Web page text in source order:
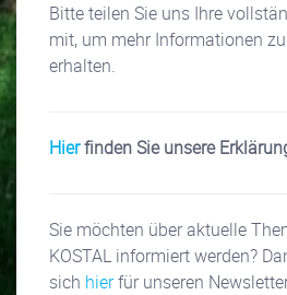
Bitte teilen Sie uns Ihre
mit, um mehr Informationen
erhalten.
Hierfinden Sie unsere
Sie möchten über aktuelle
KOSTAL informiert werden?
sich hierfür unseren